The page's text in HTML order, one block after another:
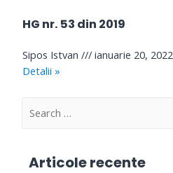
HG nr. 53 din 2019
Sipos Istvan
ianuarie 20, 2022
Detalii »
S
Articole recente